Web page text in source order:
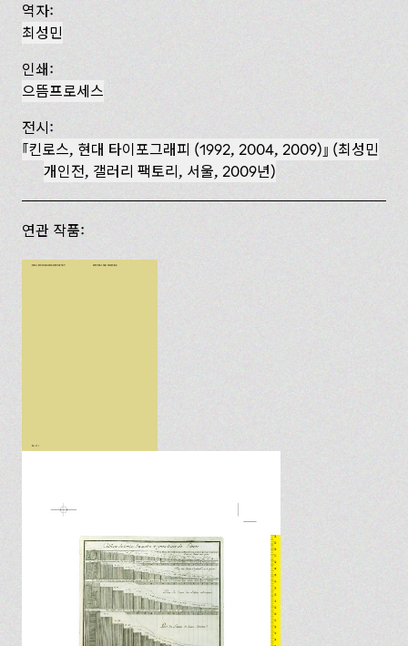
역자:
최성민
인쇄:
으뜸프로세스
전시:
킨로스, 현대 타이포그래피 (1992, 2004, 2009)
(최성민
개인전, 갤러리 팩토리, 서울, 2009년)
연관 작품: